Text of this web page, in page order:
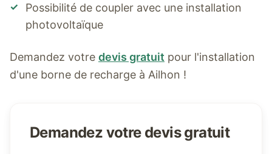
✓
Possibilité de coupler avec une installation
photovoltaïque
Demandez votre devis gratuit pour l'installation
d'une borne de recharge à Ailhon !
Demandez votre devis gratuit